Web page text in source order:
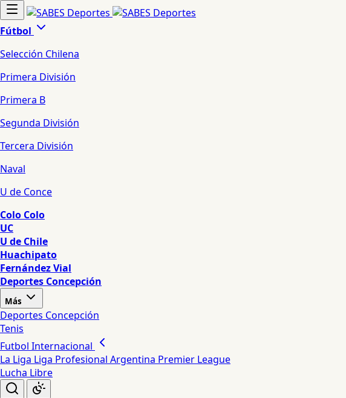
Fútbol
Selección Chilena
Primera División
Primera B
Segunda División
Tercera División
Naval
U de Conce
Colo Colo
UC
U de Chile
Huachipato
Fernández Vial
Deportes Concepción
Más
Deportes Concepción
Tenis
Futbol Internacional
La Liga Liga Profesional Argentina Premier League
Lucha Libre